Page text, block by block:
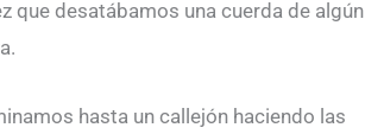
que desatábamos una cuerda de algún
hasta un callejón haciendo las